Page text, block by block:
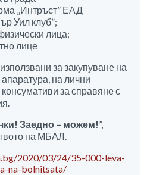
„Интръст” ЕАД
Уил клуб”;
лица;
лице
за закупуване на
на лични
за справяне с
Заедно – можем!”,
на МБАЛ.
2020/03/24/35-000-leva-
na-bolnitsata/